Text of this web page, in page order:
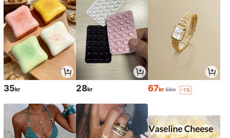
35kr 28kr 67kr 68kr -1%